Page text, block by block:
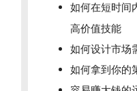
如何在短时间
高价值技能
如何设计市场
如何拿到你的